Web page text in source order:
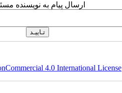
ارسال پیام به نویسنده
4.0 International License